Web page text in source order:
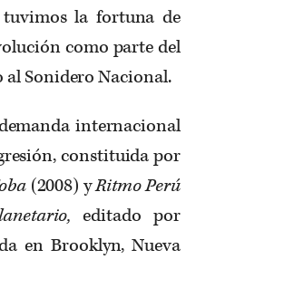
la fortuna de
como parte del
al Sonidero Nacional.
internacional
constituida por
(2008) yRitmo Perú
editado por
en Brooklyn, Nueva